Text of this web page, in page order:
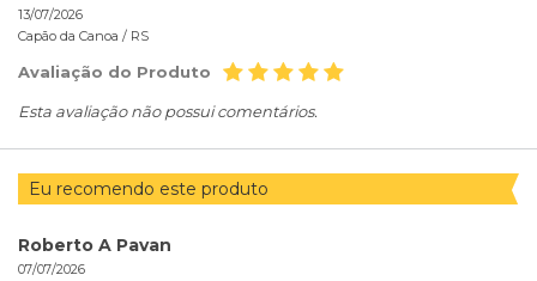
13/07/2026
Capão da Canoa / RS
Avaliação do Produto
Esta avaliação não possui comentários.
Eu recomendo este produto
Roberto A Pavan
07/07/2026